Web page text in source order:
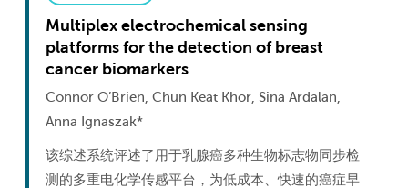
Multiplex electrochemical sensing
platforms for the detection of breast
cancer biomarkers
Connor O’Brien, Chun Keat Khor, Sina Ardalan,
Anna Ignaszak*
该综述系统评述了用于乳腺癌多种生物标志物同步检
测的多重电化学传感平台，为低成本、快速的癌症早